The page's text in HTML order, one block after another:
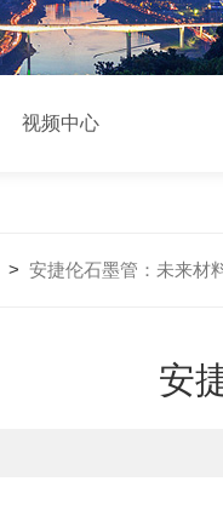
视频中心
> 安捷伦石墨管：未来材
安